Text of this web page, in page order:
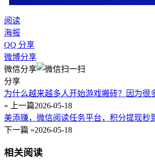
阅读
海报
QQ 分享
微博分享
微信分享
分享
为什么越来越多人开始游戏搬砖？因为很
« 上一篇2026-05-18
美添赚，微信阅读任务平台，积分提现秒
下一篇 »2026-05-18
相关阅读